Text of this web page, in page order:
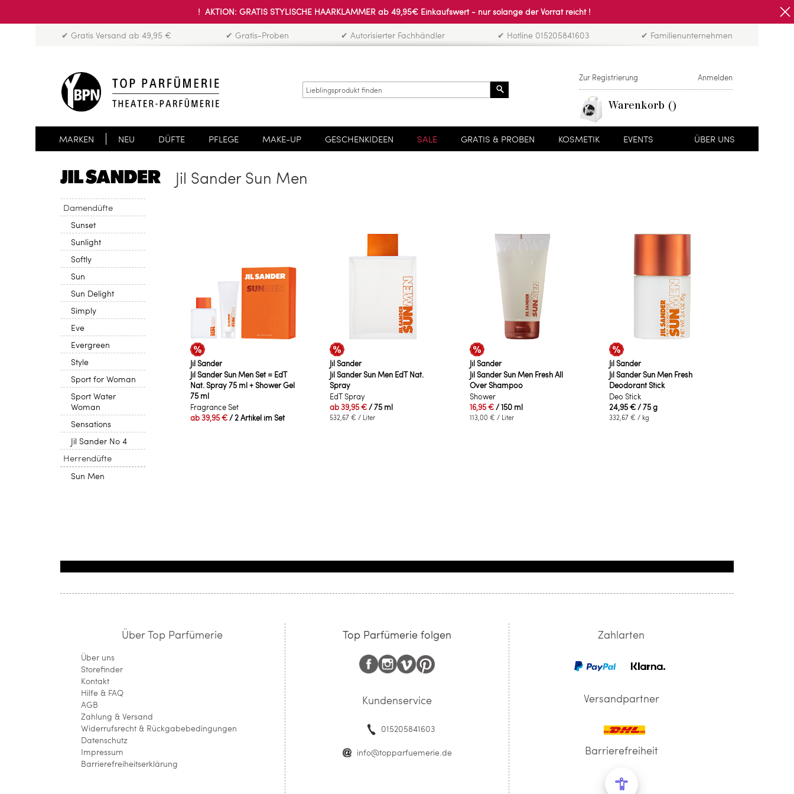
! AKTION: GRATIS STYLISCHE HAARKLAMMER ab 49,95€ Einkaufswert - nur solange der Vorrat reicht !
✔ Gratis Versand ab 49,95 € ✔ Gratis-Proben ✔ Autorisierter Fachhändler ✔ Hotline 015205841603 ✔ Familienunternehmen
Zur Registrierung Anmelden
Warenkorb
MARKEN NEU DÜFTE PFLEGE MAKE-UP GESCHENKIDEEN SALE GRATIS & PROBEN KOSMETIK EVENTS ÜBER UNS
Damendüfte
Sunset
Sunlight
Softly
Sun
Sun Delight
Simply
Eve
Evergreen
Style
Sport for Woman
Sport Water
Woman
Sensations
Jil Sander No 4
Herrendüfte
Sun Men
Jil Sander Sun Men
Jil Sander
Jil Sander Sun Men Set = EdT
Nat. Spray 75 ml + Shower Gel
75 ml
Fragrance Set
ab39,95 €/ 2 Artikel im Set
Jil Sander
Jil Sander Sun Men EdT Nat.
Spray
EdT Spray
ab39,95 €/ 75 ml
532,67 € / Liter
Jil Sander
Jil Sander Sun Men Fresh All
Over Shampoo
Shower
16,95 €/ 150 ml
113,00 € / Liter
Jil Sander
Jil Sander Sun Men Fresh
Deodorant Stick
Deo Stick
24,95 €/ 75 g
332,67 € / kg
Über Top Parfümerie
Über uns
Storefinder
Kontakt
Hilfe & FAQ
AGB
Zahlung & Versand
Widerrufsrecht & Rückgabebedingungen
Datenschutz
Impressum
Barrierefreiheitserklärung
Top Parfümerie folgen
Kundenservice
015205841603
info@topparfuemerie.de
Zahlarten
Versandpartner
Barrierefreiheit